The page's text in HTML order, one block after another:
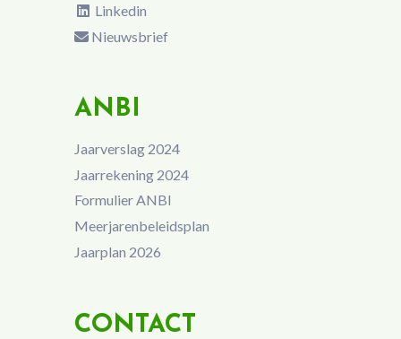
Linkedin
Nieuwsbrief
ANBI
Jaarverslag 2024
Jaarrekening 2024
Formulier ANBI
Meerjarenbeleidsplan
Jaarplan 2026
CONTACT